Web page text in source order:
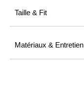
Taille & Fit
Matériaux & Entretien